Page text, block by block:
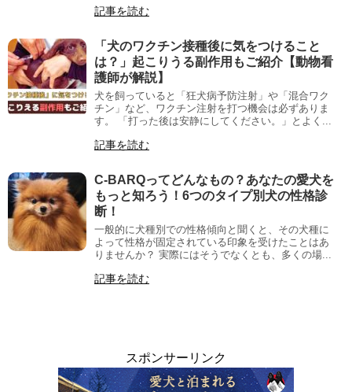
記事を読む
「犬のワクチン接種後に気をつけること
は？」起こりうる副作用もご紹介【動物看
護師が解説】
犬を飼っていると「狂犬病予防注射」や「混合ワク
チン」など、ワクチン注射を打つ機会は必ずありま
す。 「打った後は安静にしてください。」とよく...
記事を読む
C-BARQってどんなもの？あなたの愛犬を
もっと知ろう！6つのタイプ別犬の性格診
断！
一般的に犬種別での性格傾向と聞くと、その犬種に
よって性格が固定されている印象を受けたことはあ
りませんか？ 実際にはそうでなくとも、多くの場...
記事を読む
スポンサーリンク